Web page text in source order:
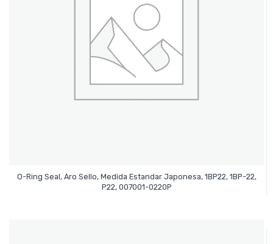
O-Ring Seal, Aro Sello, Medida Estandar Japonesa, 1BP22, 1BP-22,
P22, 007001-0220P
Leer Más